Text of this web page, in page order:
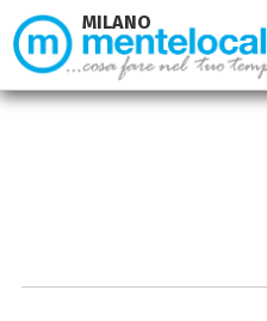
MILANO